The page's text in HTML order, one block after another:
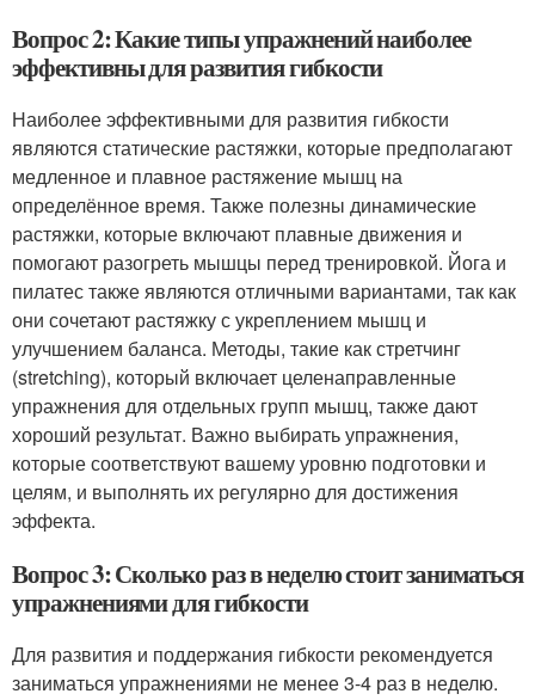
Вопрос 2: Какие типы упражнений наиболее
эффективны для развития гибкости
Наиболее эффективными для развития гибкости
являются статические растяжки, которые предполагают
медленное и плавное растяжение мышц на
определённое время. Также полезны динамические
растяжки, которые включают плавные движения и
помогают разогреть мышцы перед тренировкой. Йога и
пилатес также являются отличными вариантами, так как
они сочетают растяжку с укреплением мышц и
улучшением баланса. Методы, такие как стретчинг
(stretching), который включает целенаправленные
упражнения для отдельных групп мышц, также дают
хороший результат. Важно выбирать упражнения,
которые соответствуют вашему уровню подготовки и
целям, и выполнять их регулярно для достижения
эффекта.
Вопрос 3: Сколько раз в неделю стоит заниматься
упражнениями для гибкости
Для развития и поддержания гибкости рекомендуется
заниматься упражнениями не менее 3-4 раз в неделю.